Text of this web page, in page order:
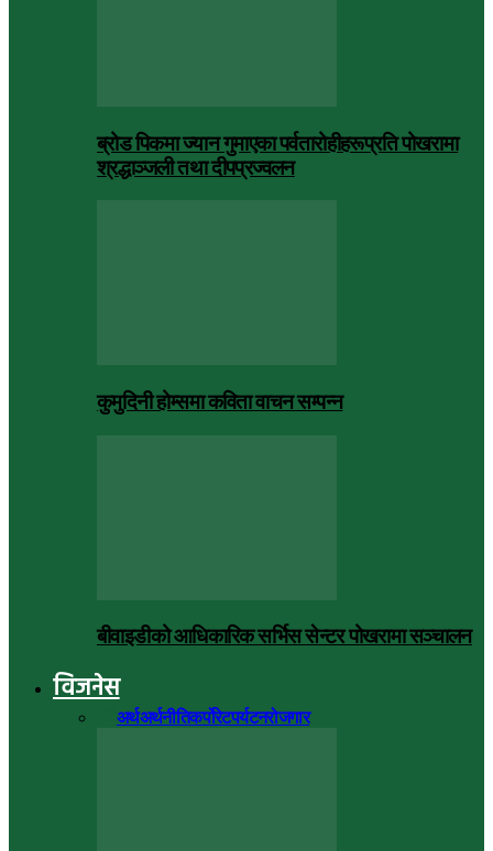
ब्रोड पिकमा ज्यान गुमाएका पर्वतारोहीहरूप्रति पोखरामा
श्रद्धाञ्जली तथा दीपप्रज्वलन
कुमुदिनी होम्समा कविता वाचन सम्पन्न
बीवाइडीको आधिकारिक सर्भिस सेन्टर पोखरामा सञ्चालन
विजनेस
अर्थअर्थनीतिकर्पोरेटपर्यटनरोजगार